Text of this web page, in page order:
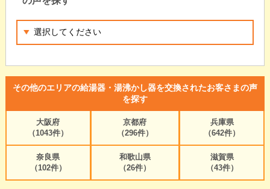
その他のエリアの給湯器・湯沸かし器を交換されたお客さまの声
を探す
大阪府
（1043件）
京都府
（296件）
兵庫県
（642件）
奈良県
（102件）
和歌山県
（26件）
滋賀県
（43件）